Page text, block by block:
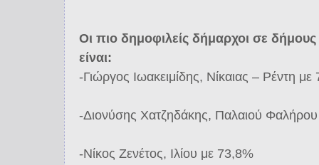
Οι πιο δημοφιλείς δήμαρχοι σε
είναι:
-Γιώργος Ιωακειμίδης, Νίκαιας – Ρέντη με
-Διονύσης Χατζηδάκης, Παλαιού
-Νίκος Ζενέτος, Ιλίου με 73,8%